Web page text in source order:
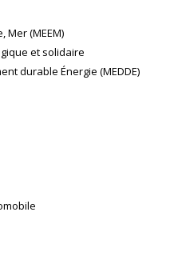
Mer (MEEM)
et solidaire
durable Énergie (MEDDE)